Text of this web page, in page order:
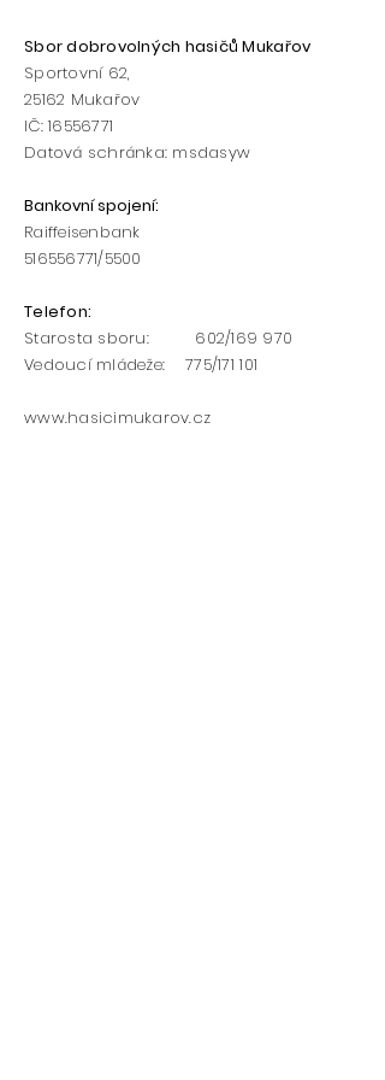
Sbor dobrovolných hasičů Mukařov
Sportovní 62,
25162 Mukařov
IČ:16556771
Datová schránka: msdasyw
Bankovní spojení:
Raiffeisenbank
516556771/5500​​
Telefon:
Starosta sboru: 602/169 970
Vedoucí mládeže: 775/171 101
www.hasicimukarov.cz